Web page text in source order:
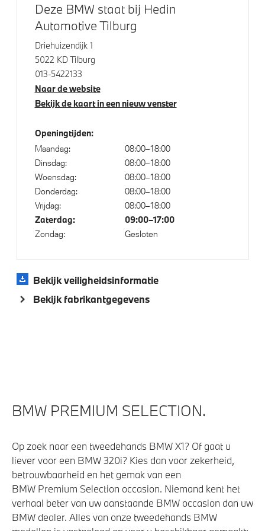
Elektrische voorzieningen
High-beam assistant
Buitenspiegels elektrisch inklapbaar
Comfort Access
Bandenspanningsweergavesysteem
Driving Assistant
Automatisch dimmende binnen- en buitenspiegel
bestuurderzijde
Alarmsysteem klasse 3 (VbV/SCM)
Parkeer assistent
Draadloos oplaadstation
Anti blokkeer systeem
stuurwiel
Elektronisch Sper Differentieel
Veiligheid
Deze BMW staat bij Hedin
Automotive Tilburg
Driehuizendijk 1
5022 KD Tilburg
013-5422133
Naar de website
Bekijk de kaart in een nieuw venster
Openingtijden:
Maandag:
08:00–18:00
Dinsdag:
08:00–18:00
Woensdag:
08:00–18:00
Donderdag:
08:00–18:00
Vrijdag:
08:00–18:00
Zaterdag: 09:00–17:00
Zondag: Gesloten
Bekijk veiligheidsinformatie
Bekijk fabrikantgegevens
BMW PREMIUM SELECTION.
Op zoek naar een tweedehands BMW X1? Of gaat u
liever voor een BMW 320i? Kies dan voor zekerheid,
betrouwbaarheid en het gemak van een
BMW Premium Selection occasion. Niemand kent het
verhaal beter van uw aanstaande BMW occasion dan uw
BMW dealer. Alles van onze tweedehands BMW